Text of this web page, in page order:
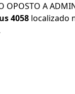
A
4058 localizado